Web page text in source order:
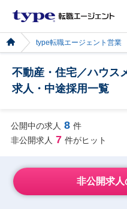
type転職エージェント営業
不動産・住宅／ハウス
求人・中途採用一覧
公開中の求人 8 件
非公開求人 7 件がヒット
非公開求人